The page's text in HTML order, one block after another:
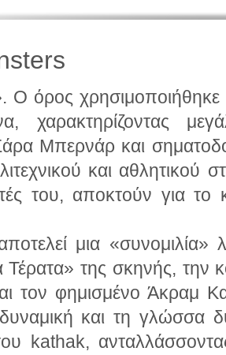
Ο όρος
χαρακτηρίζοντας
Μπερνάρ και
και αθλητικού
του, αποκτούν για
μια
Τέρατα» της σκηνής, την
τον φημισμένο Άκραμ
και τη γλώσσα
kathak,